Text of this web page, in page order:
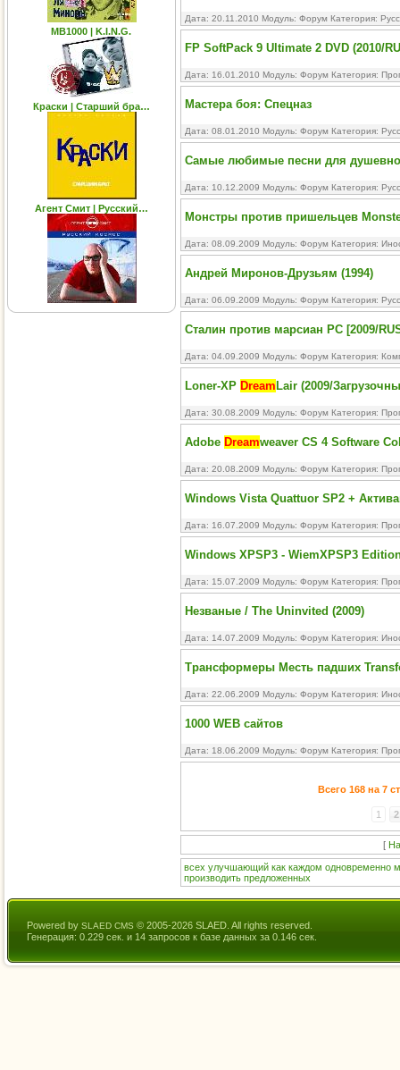
MB1000 | K.I.N.G.
Краски | Старший бра…
Агент Смит | Русский…
Дата: 20.11.2010 Модуль: Форум Категория:
FP SoftPack 9 Ultimate 2 DVD (2010/
Дата: 16.01.2010 Модуль: Форум Категория:
Мастера боя: Спецназ
Дата: 08.01.2010 Модуль: Форум Категория:
Самые любимые песни для
Дата: 10.12.2009 Модуль: Форум Категория:
Монстры против пришельцев
Дата: 08.09.2009 Модуль: Форум Категория:
Андрей Миронов-Друзьям (1994)
Дата: 06.09.2009 Модуль: Форум Категория:
Сталин против марсиан PC [2009/
Дата: 04.09.2009 Модуль: Форум Категория:
Loner-XP Dream Lair (2009/
Дата: 30.08.2009 Модуль: Форум Категория:
Adobe Dreamweaver CS 4 Software
Дата: 20.08.2009 Модуль: Форум Категория:
Windows Vista Quattuor SP2 +
Дата: 16.07.2009 Модуль: Форум Категория:
Windows XPSP3 - WiemXPSP3
Дата: 15.07.2009 Модуль: Форум Категория:
Незваные / The Uninvited (2009)
Дата: 14.07.2009 Модуль: Форум Категория:
Трансформеры Месть падших
Дата: 22.06.2009 Модуль: Форум Категория:
1000 WEB сайтов
Дата: 18.06.2009 Модуль: Форум Категория:
Всего 168 на 7
1 2
[
всех улучшающий как каждом одновременно
производить предложенных
Powered by SLAED CMS © 2005-2026 SLAED. All rights reserved.
Генерация: 0.229 сек. и 14 запросов к базе данных за 0.146 сек.